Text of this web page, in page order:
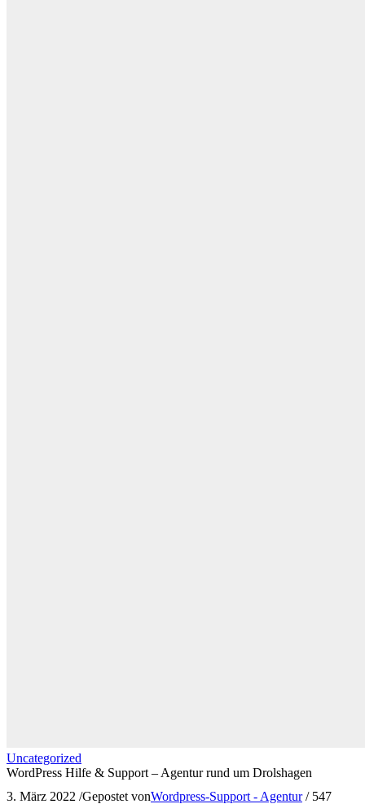
Uncategorized
WordPress Hilfe & Support – Agentur rund um Drolshagen
3. März 2022 /Gepostet vonWordpress-Support - Agentur / 547